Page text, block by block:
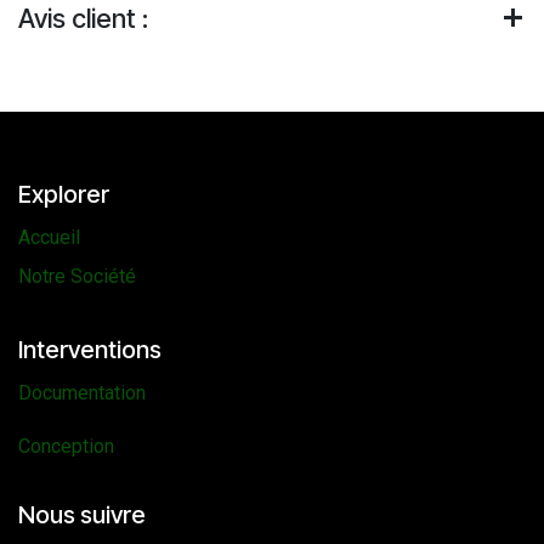
Avis client :
Explorer
Accueil
Notre Société
Interventions
Documentation
Conception
Nous suivre